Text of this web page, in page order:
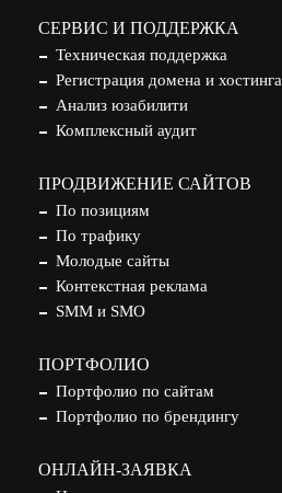
СЕРВИС И ПОДДЕРЖКА
Техническая поддержка
Регистрация домена и хостинга
Анализ юзабилити
Комплексный аудит
ПРОДВИЖЕНИЕ САЙТОВ
По позициям
По трафику
Молодые сайты
Контекстная реклама
SMM и SMO
ПОРТФОЛИО
Портфолио по сайтам
Портфолио по брендингу
ОНЛАЙН-ЗАЯВКА